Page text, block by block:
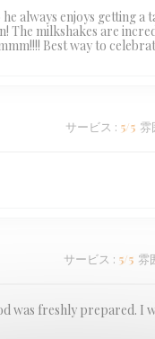
always enjoys getting
The milkshakes are
Best way to
サービス : 5/5 雰
サービス : 5/5 雰
was freshly prepared. I